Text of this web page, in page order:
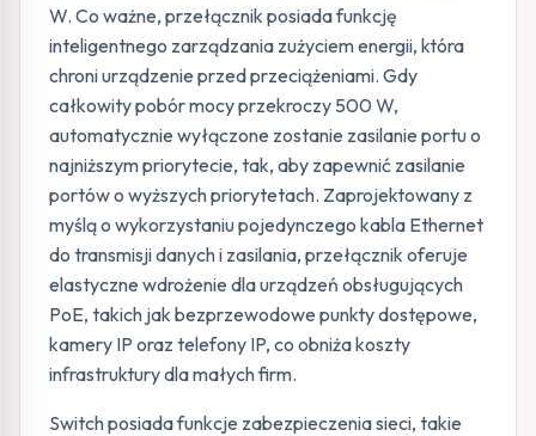
W. Co ważne, przełącznik posiada funkcję
inteligentnego zarządzania zużyciem energii, która
chroni urządzenie przed przeciążeniami. Gdy
całkowity pobór mocy przekroczy 500 W,
automatycznie wyłączone zostanie zasilanie portu o
najniższym priorytecie, tak, aby zapewnić zasilanie
portów o wyższych priorytetach. Zaprojektowany z
myślą o wykorzystaniu pojedynczego kabla Ethernet
do transmisji danych i zasilania, przełącznik oferuje
elastyczne wdrożenie dla urządzeń obsługujących
PoE, takich jak bezprzewodowe punkty dostępowe,
kamery IP oraz telefony IP, co obniża koszty
infrastruktury dla małych firm.
Switch posiada funkcje zabezpieczenia sieci, takie